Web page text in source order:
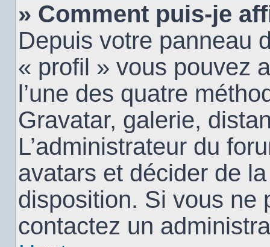
» Comment puis-je
Depuis votre panneau
« profil » vous pouvez
l’une des quatre
Gravatar, galerie,
L’administrateur du
avatars et décider de
disposition. Si vous ne
contactez un